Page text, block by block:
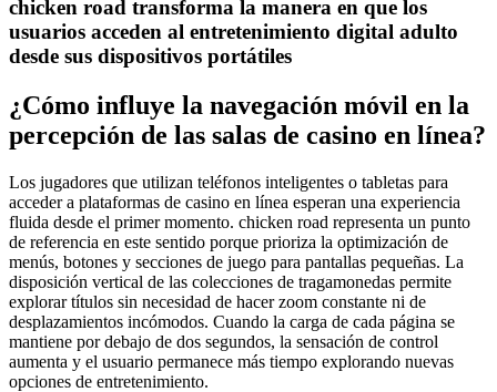
chicken road transforma la manera en que los
usuarios acceden al entretenimiento digital adulto
desde sus dispositivos portátiles
¿Cómo influye la navegación móvil en la
percepción de las salas de casino en línea?
Los jugadores que utilizan teléfonos inteligentes o tabletas para
acceder a plataformas de casino en línea esperan una experiencia
fluida desde el primer momento. chicken road representa un punto
de referencia en este sentido porque prioriza la optimización de
menús, botones y secciones de juego para pantallas pequeñas. La
disposición vertical de las colecciones de tragamonedas permite
explorar títulos sin necesidad de hacer zoom constante ni de
desplazamientos incómodos. Cuando la carga de cada página se
mantiene por debajo de dos segundos, la sensación de control
aumenta y el usuario permanece más tiempo explorando nuevas
opciones de entretenimiento.